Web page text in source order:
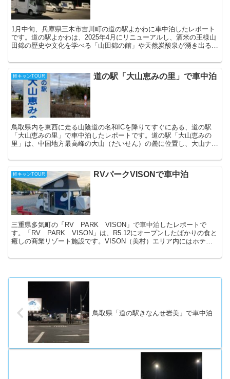
1月中旬、兵庫県三木市吉川町の道の駅よかわに車中泊したレポート
です。道の駅よかわは、2025年4月にリニューアルし、酒米の王様山
田錦の歴史や文化を学べる「山田錦の館」や天然炭酸泉が湧き出る
軽キャンTOUR 道の駅「大山恵みの里」で車中泊
鳥取県内を東西に走る山陰道の名和ICを降りてすぐにある、道の駅
「大山恵みの里」で車中泊したレポートです。道の駅「大山恵みの
里」は、中国地方最高峰の大山（だいせん）の麓に位置し、大山ナシ
軽キャンTOUR RVパークVISONで車中泊
三重県多気町の「RV PARK VISON」で車中泊したレポートで
す。「RV PARK VISON」は、R5.12にオープンしたばかりの食と
癒しの商業リゾート施設です。VISON（美村）エリア内にはホテ
鳥取県「道の駅きなんせ岩美」で車中泊